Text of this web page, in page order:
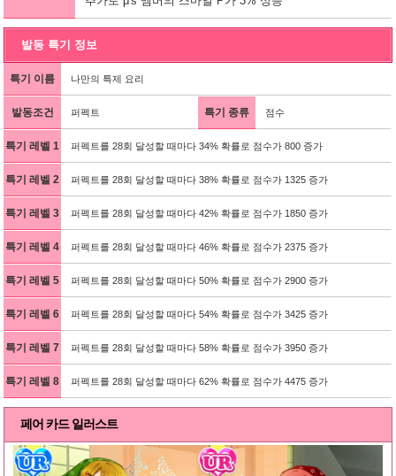
발동 특기 정보
특기 이름 나만의 특제 요리
발동조건 퍼펙트 특기 종류 점수
특기 레벨 1 퍼펙트를 28회 달성할 때마다 34% 확률로 점수가 800 증가
특기 레벨 2 퍼펙트를 28회 달성할 때마다 38% 확률로 점수가 1325 증가
특기 레벨 3 퍼펙트를 28회 달성할 때마다 42% 확률로 점수가 1850 증가
특기 레벨 4 퍼펙트를 28회 달성할 때마다 46% 확률로 점수가 2375 증가
특기 레벨 5 퍼펙트를 28회 달성할 때마다 50% 확률로 점수가 2900 증가
특기 레벨 6 퍼펙트를 28회 달성할 때마다 54% 확률로 점수가 3425 증가
특기 레벨 7 퍼펙트를 28회 달성할 때마다 58% 확률로 점수가 3950 증가
특기 레벨 8 퍼펙트를 28회 달성할 때마다 62% 확률로 점수가 4475 증가
페어 카드 일러스트